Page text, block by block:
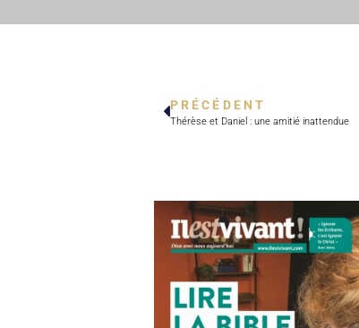
PRÉCÉDENT
Thérèse et Daniel : une amitié inattendue